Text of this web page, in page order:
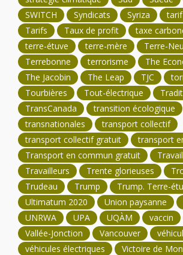
SWITCH
Syndicats Syriza
Tarifs
Taux de profit
taxe
terre-étuve
terre-mère
Terre-
Terrebonne
terrorisme
The
The Jacobin
The Leap TJC
Tourbières
Tout-électrique
TransCanada
transition écologique
transnationales
transport collectif
transport collectif gratuit
transport
Transport en commun gratuit
Travailleurs
Trente glorieuses
Trudeau
Trump Trump. Terre-
Ultimatum 2020
Union paysanne
UNRWA
UPA UQÀM vaccin
Vallée-Jonction
Vancouver
véhicules électriques
Victoire de